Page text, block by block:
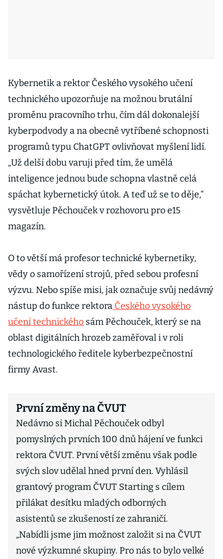
Kybernetik a rektor Českého vysokého učení
technického upozorňuje na možnou brutální
proměnu pracovního trhu, čím dál dokonalejší
kyberpodvody a na obecně vytříbené schopnosti
programů typu ChatGPT ovlivňovat myšlení lidí.
„Už delší dobu varuji před tím, že umělá
inteligence jednou bude schopna vlastně celá
spáchat kybernetický útok. A teď už se to děje,“
vysvětluje Pěchouček v rozhovoru pro e15
magazín.
O to větší má profesor technické kybernetiky,
vědy o samořízení strojů, před sebou profesní
výzvu. Nebo spíše misi, jak označuje svůj nedávný
nástup do funkce rektora Českého vysokého
učení technického sám Pěchouček, který se na
oblast digitálních hrozeb zaměřoval i v roli
technologického ředitele kyberbezpečnostní
firmy Avast.
První změny na ČVUT
Nedávno si Michal Pěchouček odbyl
pomyslných prvních 100 dnů hájení ve funkci
rektora ČVUT. První větší změnu však podle
svých slov udělal hned první den. Vyhlásil
grantový program ČVUT Starting s cílem
přilákat desítku mladých odborných
asistentů se zkušeností ze zahraničí.
„Nabídli jsme jim možnost založit si na ČVUT
nové výzkumné skupiny. Pro nás to bylo velké